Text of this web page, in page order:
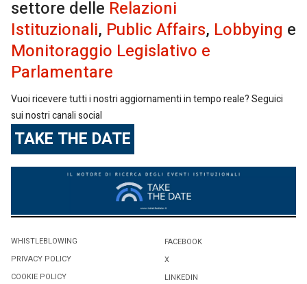
settore delle Relazioni
Istituzionali, Public Affairs, Lobbying e
Monitoraggio Legislativo e
Parlamentare
Vuoi ricevere tutti i nostri aggiornamenti in tempo reale? Seguici
sui nostri canali social
TAKE THE DATE
WHISTLEBLOWING
PRIVACY POLICY
COOKIE POLICY
FACEBOOK
X
LINKEDIN